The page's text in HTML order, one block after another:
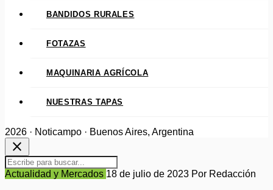
BANDIDOS RURALES
FOTAZAS
MAQUINARIA AGRÍCOLA
NUESTRAS TAPAS
2026 · Noticampo · Buenos Aires, Argentina
close
Actualidad y Mercados 18 de julio de 2023 Por Redacción